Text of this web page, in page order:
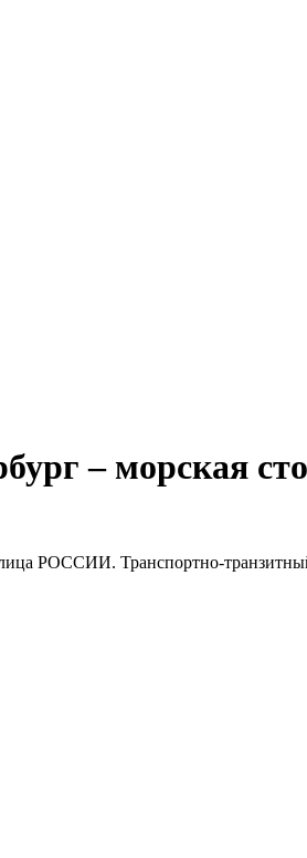
– морская
РОССИИ. Транспортно-